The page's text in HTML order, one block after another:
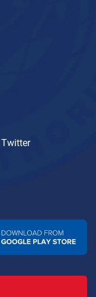
Twitter